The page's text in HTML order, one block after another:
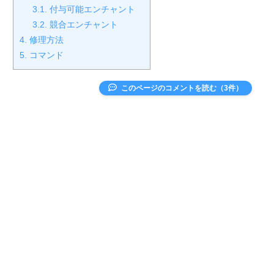
3.1. 付与可能エンチャント
3.2. 競合エンチャント
4. 修理方法
5. コマンド
このページのコメントを読む（3件）